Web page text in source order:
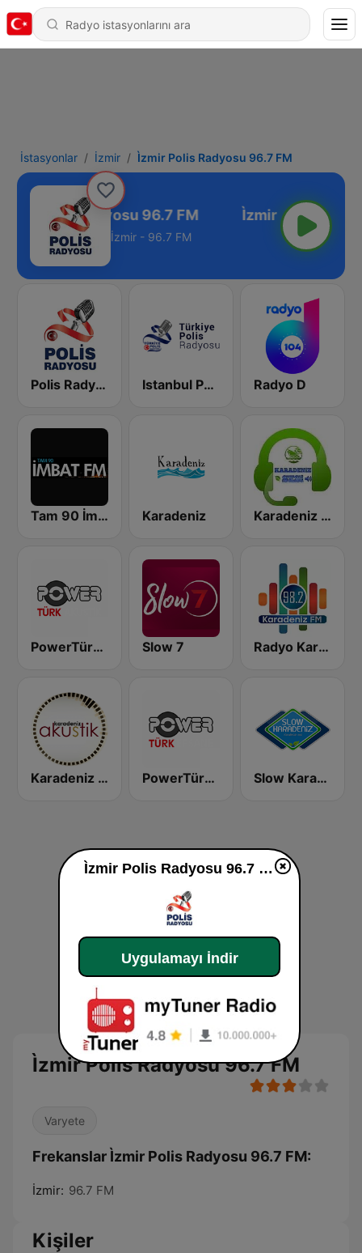
İstasyonlar İzmir Ìzmir Polis Radyosu 96.7 FM
Polis Radyosu 96.7 FM
İzmir - 96.7 FM
Polis Radyosu Istanbul Polis Radyosu Radyo D
Tam 90 İmbat FM Karadeniz Karadeniz Sesi FM
PowerTürk Akustik Slow 7 Radyo Karadeniz 98.2 FM
Karadeniz Akustik Radyo PowerTürk Efsane Slow Karadeniz FM
Ìzmir Polis Radyosu 96.7 FM
Varyete
Frekanslar Ìzmir Polis Radyosu 96.7 FM:
İzmir: 96.7 FM
Kişiler
Ìzmir Polis Radyosu 96.7 FM dinle
Uygulamayı İndir